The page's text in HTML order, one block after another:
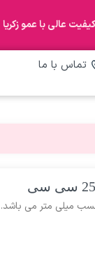
عالی با عمو زکریا
تماس با ما
میلی متر می باشد.